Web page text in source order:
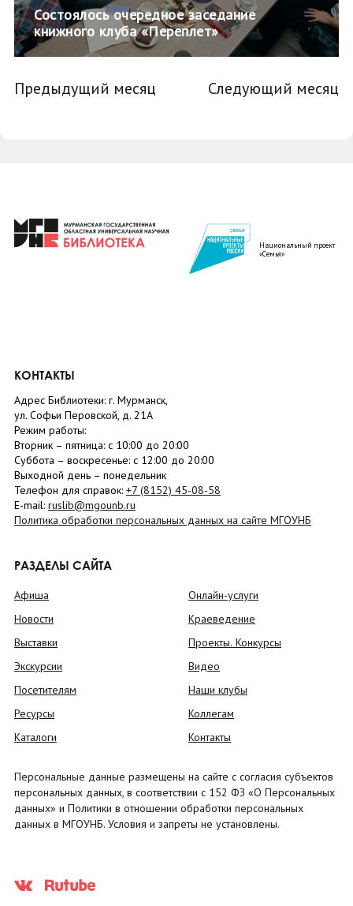
Состоялось очередное заседание
книжного клуба «Переплет»
Предыдущий месяц Следующий месяц
Национальный проект
«Семья»
КОНТАКТЫ
Адрес Библиотеки: г. Мурманск,
ул. Софьи Перовской, д. 21А
Режим работы:
Вторник – пятница: с 10:00 до 20:00
Суббота – воскресенье: c 12:00 до 20:00
Выходной день – понедельник
Телефон для справок: +7 (8152) 45-08-58
E-mail: ruslib@mgounb.ru
Политика обработки персональных данных на сайте МГОУНБ
РАЗДЕЛЫ САЙТА
Афиша
Новости
Выставки
Экскурсии
Посетителям
Ресурсы
Каталоги
Онлайн-услуги
Краеведение
Проекты. Конкурсы
Видео
Наши клубы
Коллегам
Контакты
Персональные данные размещены на сайте с согласия субъектов
персональных данных, в соответствии с 152 ФЗ «О Персональных
данных» и Политики в отношении обработки персональных
данных в МГОУНБ. Условия и запреты не установлены.